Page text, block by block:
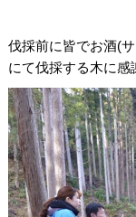
伐採前に皆でお酒(
にて伐採する木に感